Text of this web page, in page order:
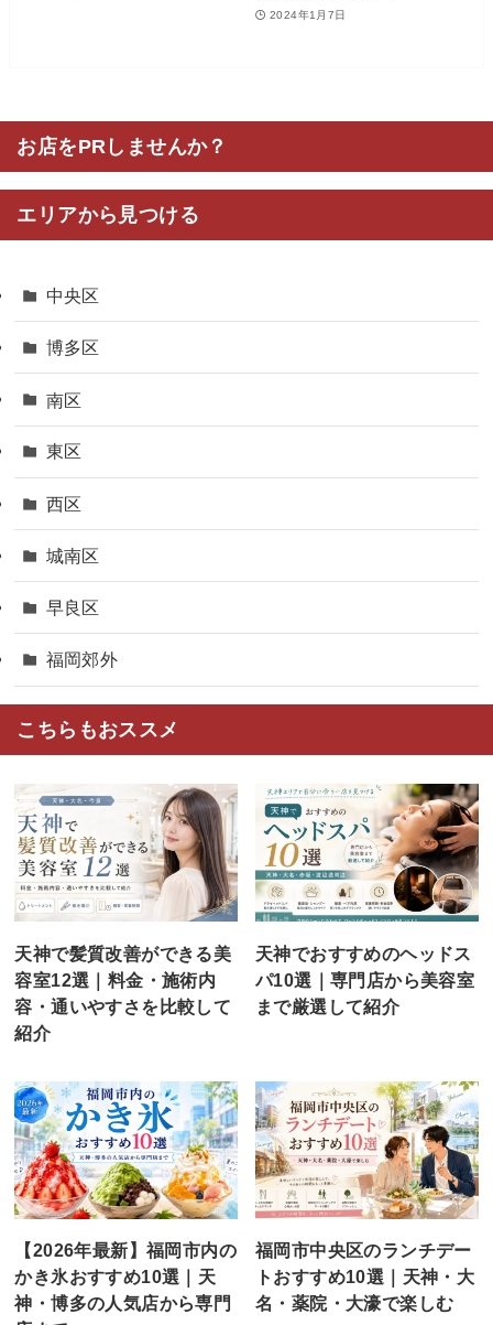
2024年1月7日
お店をPRしませんか？
エリアから見つける
中央区
博多区
南区
東区
西区
城南区
早良区
福岡郊外
こちらもおススメ
天神で髪質改善ができる美
容室12選｜料金・施術内
容・通いやすさを比較して
紹介
天神でおすすめのヘッドス
パ10選｜専門店から美容室
まで厳選して紹介
【2026年最新】福岡市内の
かき氷おすすめ10選｜天
神・博多の人気店から専門
福岡市中央区のランチデー
トおすすめ10選｜天神・大
名・薬院・大濠で楽しむ